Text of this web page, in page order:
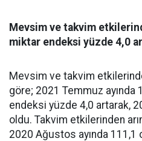
Mevsim ve takvim
miktar endeksi yüzde 4,0
Mevsim ve takvim
göre; 2021 Temmuz
endeksi yüzde 4,0 artarak,
oldu. Takvim etkilerinden
2020 Ağustos ayında 111,1